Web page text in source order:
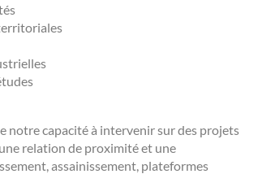
notre capacité à intervenir sur des projets
relation de proximité et une
assainissement, plateformes